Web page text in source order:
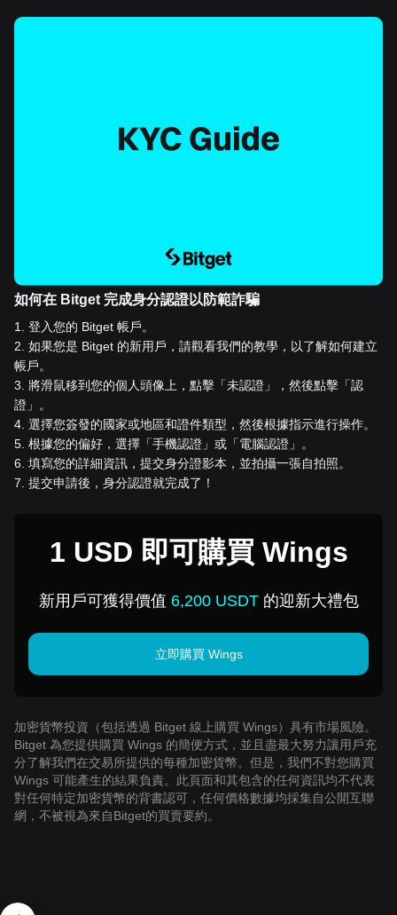
如何在 Bitget 完成身分認證以防範詐騙
1
登入您的 Bitget 帳戶。
2 如果您是 Bitget 的新用戶，請觀看我們的教學，以了解如何建立
帳戶。
3 將滑鼠移到您的個人頭像上，點擊「未認證」，然後點擊「認
證」。
4 選擇您簽發的國家或地區和證件類型，然後根據指示進行操作。
5 根據您的偏好，選擇「手機認證」或「電腦認證」。
6 填寫您的詳細資訊，提交身分證影本，並拍攝一張自拍照。
7 提交申請後，身分認證就完成了！
1 USD 即可購買 Wings
新用戶可獲得價值 6,200 USDT的迎新大禮包
立即購買 Wings
加密貨幣投資（包括透過 Bitget 線上購買 Wings）具有市場風險。
Bitget 為您提供購買 Wings 的簡便方式，並且盡最大努力讓用戶充
分了解我們在交易所提供的每種加密貨幣。但是，我們不對您購買
Wings 可能產生的結果負責。此頁面和其包含的任何資訊均不代表
對任何特定加密貨幣的背書認可，任何價格數據均採集自公開互聯
網，不被視為來自Bitget的買賣要約。